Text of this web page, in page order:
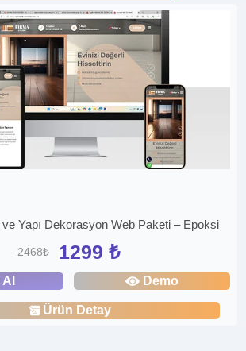
Yapı Dekorasyon Web Paketi – Epoksi
2468₺ 1299 ₺
Demo
Ürün Detay